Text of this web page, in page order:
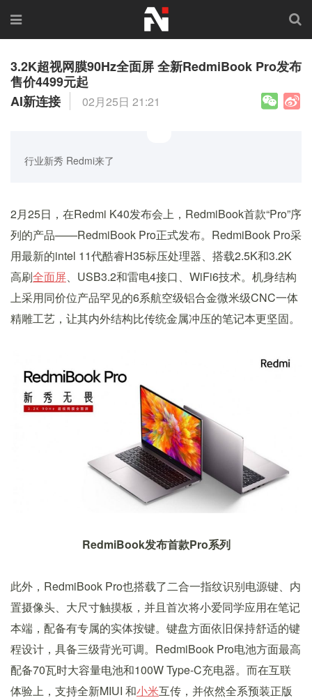
3.2K超视网膜90Hz全面屏 全新RedmiBook Pro发布
售价4499元起
AI新连接
02月25日 21:21
行业新秀 Redmi来了
2月25日，在Redmi K40发布会上，RedmiBook首款“Pro”序
列的产品——RedmiBook Pro正式发布。RedmiBook Pro采
用最新的intel 11代酷睿H35标压处理器、搭载2.5K和3.2K
高刷全面屏、USB3.2和雷电4接口、WiFi6技术。机身结构
上采用同价位产品罕见的6系航空级铝合金微米级CNC一体
精雕工艺，让其内外结构比传统金属冲压的笔记本更坚固。
RedmiBook发布首款Pro系列
此外，RedmiBook Pro也搭载了二合一指纹识别电源键、内
置摄像头、大尺寸触摸板，并且首次将小爱同学应用在笔记
本端，配备有专属的实体按键。键盘方面依旧保持舒适的键
程设计，具备三级背光可调。RedmiBook Pro电池方面最高
配备70瓦时大容量电池和100W Type-C充电器。而在互联
体验上，支持全新MIUI 和小米互传，并依然全系预装正版